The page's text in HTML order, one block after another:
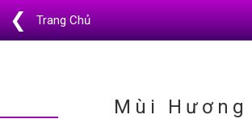
❮ Trang Chủ
Mùi Hương